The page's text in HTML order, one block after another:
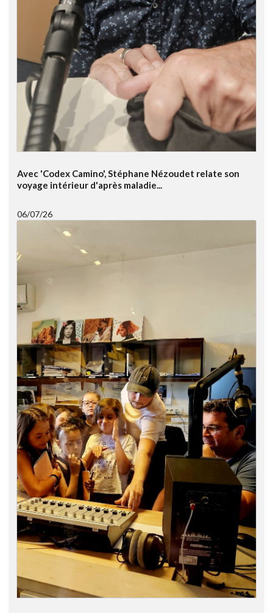
Avec 'Codex Camino', Stéphane Nézoudet relate son
voyage intérieur d'après maladie...
06/07/26